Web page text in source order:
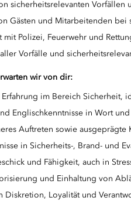
sicherheitsrelevanten Vorfällen
Gästen und Mitarbeitenden
mit Polizei, Feuerwehr und
Vorfälle und
wir von dir:
Erfahrung im Bereich Sicherheit,
Englischkenntnisse in Wort
Auftreten sowie ausgeprägte
in Sicherheits-, Brand- und
und Fähigkeit, auch in
und Einhaltung von
Diskretion, Loyalität und